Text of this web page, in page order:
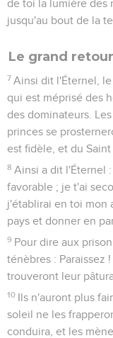
de toi la lumière des
jusqu'au bout de la
Le grand
7 Ainsi dit l'Éternel,
qui est méprisé des
des dominateurs.
princes se
est fidèle, et du Saint
8 Ainsi a dit l'Éternel
favorable ; je t'ai
j'établirai en toi mon
pays et donner en
9 Pour dire aux
ténèbres : Paraissez
trouveront leur
10 Ils n'auront plus
soleil ne les
conduira, et les